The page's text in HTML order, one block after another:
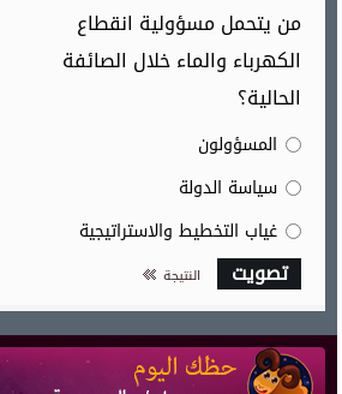
من يتحمل مسؤولية انقطاع
الكهرباء والماء خلال الصائفة
الحالية؟
المسؤولون
سياسة الدولة
غياب التخطيط والاستراتيجية
تصويت النتيجة